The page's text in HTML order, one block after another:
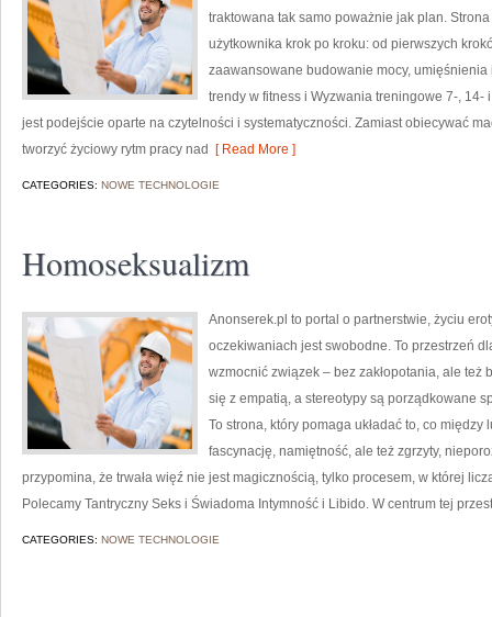
traktowana tak samo poważnie jak plan.
użytkownika krok po kroku: od pierwszych
zaawansowane budowanie mocy,
trendy w fitness i Wyzwania treningowe 7-,
jest podejście oparte na czytelności i systematyczności. Zamiast obiecywać
tworzyć życiowy rytm pracy nad
[ Read More ]
CATEGORIES: NOWE TECHNOLOGIE
Homoseksualizm
Anonserek.pl to portal o partnerstwie, życiu
oczekiwaniach jest swobodne. To przestrzeń
wzmocnić związek – bez zakłopotania, ale też
się z empatią, a stereotypy są porządkowane
To strona, który pomaga układać to, co
fascynację, namiętność, ale też zgrzyty,
przypomina, że trwała więź nie jest magicznością, tylko procesem, w której
Polecamy Tantryczny Seks i Świadoma Intymność i Libido. W centrum tej
CATEGORIES: NOWE TECHNOLOGIE